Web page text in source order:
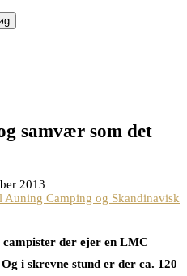
samvær som det
2013
der ejer en LMC
i skrevne stund er der ca. 120